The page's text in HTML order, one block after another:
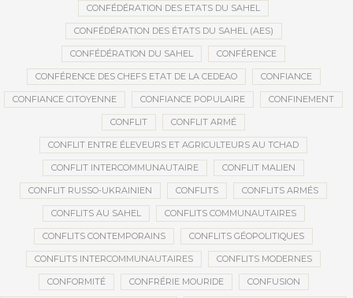
CONFÉDÉRATION DES ETATS DU SAHEL
CONFÉDÉRATION DES ÉTATS DU SAHEL (AES)
CONFÉDÉRATION DU SAHEL CONFÉRENCE
CONFÉRENCE DES CHEFS ETAT DE LA CEDEAO CONFIANCE
CONFIANCE CITOYENNE CONFIANCE POPULAIRE CONFINEMENT
CONFLIT CONFLIT ARMÉ
CONFLIT ENTRE ÉLEVEURS ET AGRICULTEURS AU TCHAD
CONFLIT INTERCOMMUNAUTAIRE CONFLIT MALIEN
CONFLIT RUSSO-UKRAINIEN CONFLITS CONFLITS ARMÉS
CONFLITS AU SAHEL CONFLITS COMMUNAUTAIRES
CONFLITS CONTEMPORAINS CONFLITS GÉOPOLITIQUES
CONFLITS INTERCOMMUNAUTAIRES CONFLITS MODERNES
CONFORMITÉ CONFRÉRIE MOURIDE CONFUSION